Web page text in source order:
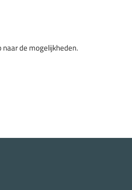
de mogelijkheden.